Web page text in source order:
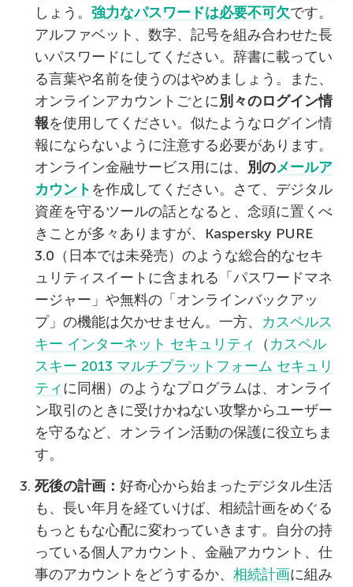
しょう。 強力なパスワードは必要不可欠です。
アルファベット、数字、記号を組み合わせた長
いパスワードにしてください。辞書に載ってい
る言葉や名前を使うのはやめましょう。また、
オンラインアカウントごとに別々のログイン情
報を使用してください。似たようなログイン情
報にならないように注意する必要があります。
オンライン金融サービス用には、 別のメールア
カウント を作成してください。さて、デジタル
資産を守るツールの話となると、念頭に置くべ
きことが多々ありますが、Kaspersky PURE
3.0（日本では未発売）のような総合的なセキ
ュリティスイートに含まれる「パスワードマネ
ージャー」や無料の「オンラインバックアッ
プ」の機能は欠かせません。一方、 カスペルス
キー インターネット セキュリティ
（ カスペル
スキー 2013 マルチプラットフォーム セキュリ
ティに同梱）のようなプログラムは、オンライ
ン取引のときに受けかねない攻撃からユーザー
を守るなど、オンライン活動の保護に役立ちま
す。
死後の計画： 好奇心から始まったデジタル生活
も、長い年月を経ていけば、相続計画をめぐる
もっともな心配に変わっていきます。自分の持
っている個人アカウント、金融アカウント、仕
事のアカウントをどうするか、 相続計画に組み